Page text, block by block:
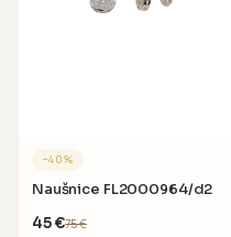
−40%
Naušnice FL2000964/d2
45€75€